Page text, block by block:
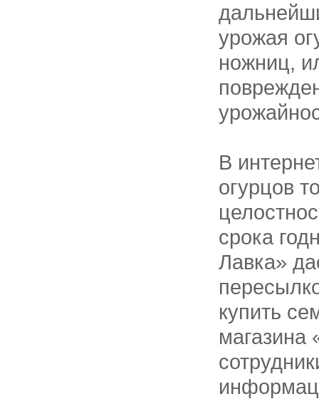
урожая
ножниц,
В
огурцов
срока
Лавка»
купить
магазина